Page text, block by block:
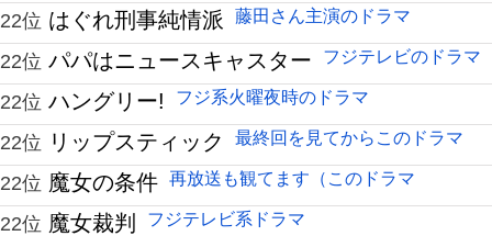
22位 はぐれ刑事純情派 藤田さん主演のドラマ
22位 パパはニュースキャスター フジテレビのドラマ
22位 ハングリー! フジ系火曜夜時のドラマ
22位 リップスティック 最終回を見てからこのドラマ
22位 魔女の条件 再放送も観てます（このドラマ
22位 魔女裁判 フジテレビ系ドラマ